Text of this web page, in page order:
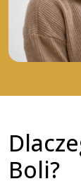
Boli?